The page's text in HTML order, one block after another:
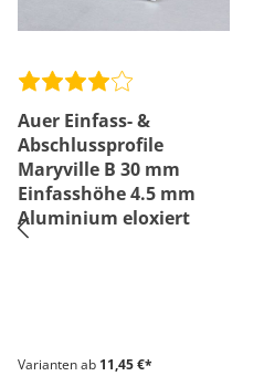
Auer Einfass- &
Abschlussprofile
Maryville B 30 mm
Einfasshöhe 4.5 mm
Aluminium eloxiert
Varianten ab 11,45 €*